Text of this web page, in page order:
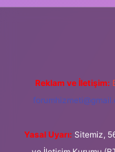
Reklam ve İletişim:
Yasal Uyarı: Sitemiz,